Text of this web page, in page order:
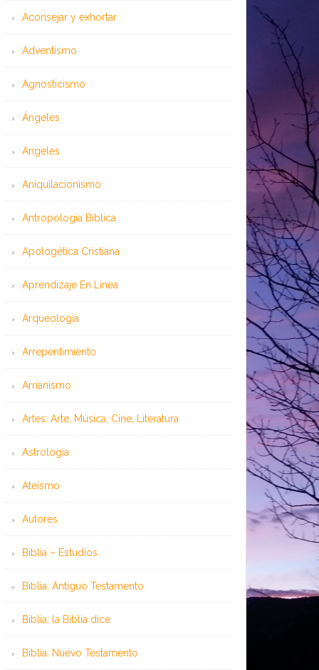
Aconsejar y exhortar
Adventismo
Agnosticismo
Ángeles
Angeles
Aniquilacionismo
Antropología Bíblica
Apologética Cristiana
Aprendizaje En Línea
Arqueología
Arrepentimiento
Arrianismo
Artes: Arte, Música, Cine, Literatura
Astrología
Ateísmo
Autores
Biblia – Estudios
Biblia: Antiguo Testamento
Biblia: la Biblia dice
Biblia: Nuevo Testamento